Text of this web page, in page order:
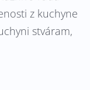
z kuchyne
stváram,